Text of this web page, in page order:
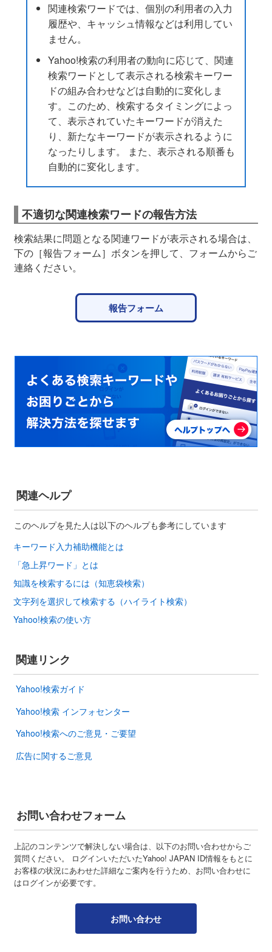
関連検索ワードでは、個別の利用者の入力
履歴や、キャッシュ情報などは利用してい
ません。
Yahoo!検索の利用者の動向に応じて、関連
検索ワードとして表示される検索キーワー
ドの組み合わせなどは自動的に変化しま
す。このため、検索するタイミングによっ
て、表示されていたキーワードが消えた
り、新たなキーワードが表示されるように
なったりします。 また、表示される順番も
自動的に変化します。
不適切な関連検索ワードの報告方法
検索結果に問題となる関連ワードが表示される場合は、
下の［報告フォーム］ボタンを押して、フォームからご
連絡ください。
報告フォーム
関連ヘルプ
このヘルプを見た人は以下のヘルプも参考にしています
キーワード入力補助機能とは
「急上昇ワード」とは
知識を検索するには（知恵袋検索）
文字列を選択して検索する（ハイライト検索）
Yahoo!検索の使い方
関連リンク
Yahoo!検索ガイド
Yahoo!検索 インフォセンター
Yahoo!検索へのご意見・ご要望
広告に関するご意見
お問い合わせフォーム
上記のコンテンツで解決しない場合は、以下のお問い合わせからご
質問ください。 ログインいただいたYahoo! JAPAN ID情報をもとに
お客様の状況にあわせた詳細なご案内を行うため、お問い合わせに
はログインが必要です。
お問い合わせ